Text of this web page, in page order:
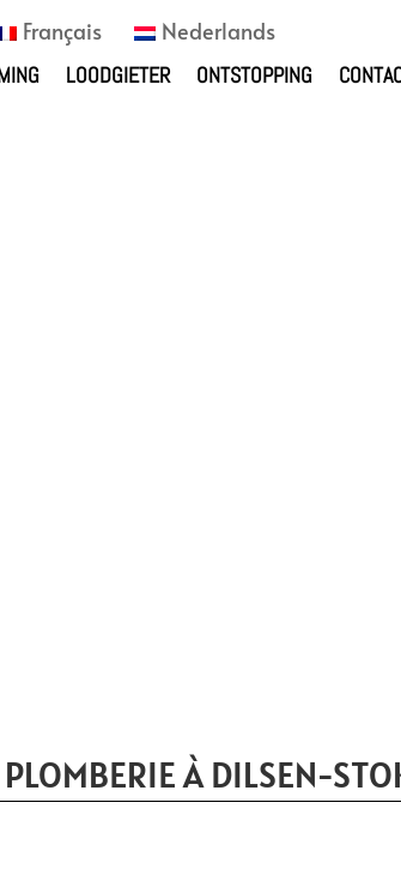
Français Nederlands
LOODGIETER ONTSTOPPING
À DILSEN-